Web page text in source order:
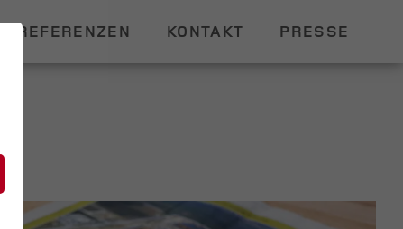
REFERENZEN KONTAKT PRESSE